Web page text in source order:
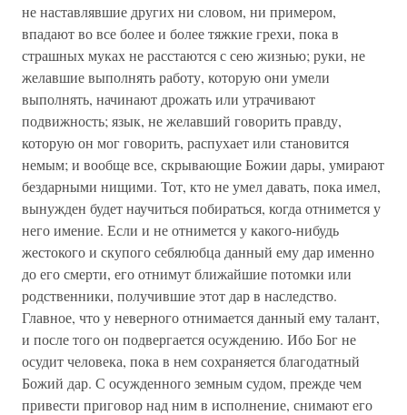
не наставлявшие других ни словом, ни примером,
впадают во все более и более тяжкие грехи, пока в
страшных муках не расстаются с сею жизнью; руки, не
желавшие выполнять работу, которую они умели
выполнять, начинают дрожать или утрачивают
подвижность; язык, не желавший говорить правду,
которую он мог говорить, распухает или становится
немым; и вообще все, скрывающие Божии дары, умирают
бездарными нищими. Тот, кто не умел давать, пока имел,
вынужден будет научиться побираться, когда отнимется у
него имение. Если и не отнимется у какого-нибудь
жестокого и скупого себялюбца данный ему дар именно
до его смерти, его отнимут ближайшие потомки или
родственники, получившие этот дар в наследство.
Главное, что у неверного отнимается данный ему талант,
и после того он подвергается осуждению. Ибо Бог не
осудит человека, пока в нем сохраняется благодатный
Божий дар. С осужденного земным судом, прежде чем
привести приговор над ним в исполнение, снимают его